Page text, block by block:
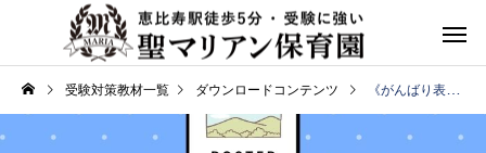
受験対策教材一覧 ダウンロードコンテンツ 《がんばり表》ポスターダウンロード